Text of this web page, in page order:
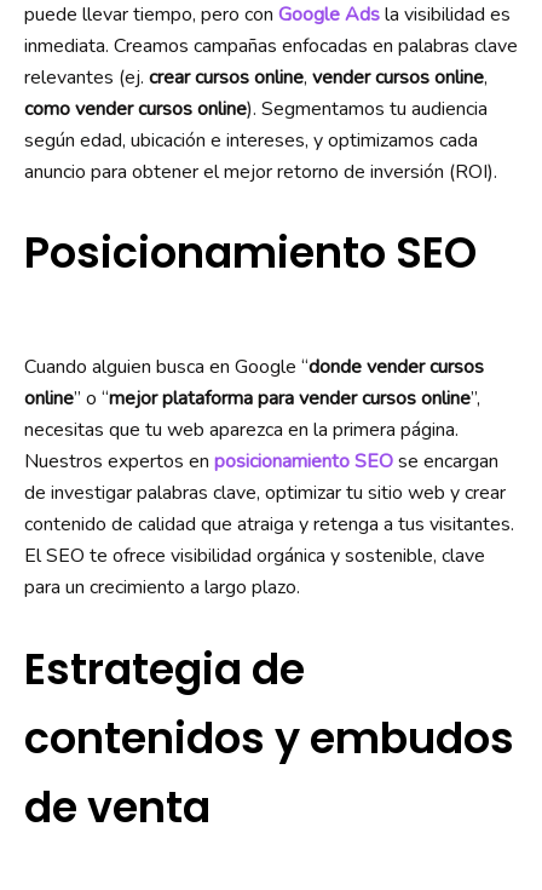
puede llevar tiempo, pero con Google Adsla visibilidad es
inmediata. Creamos campañas enfocadas en palabras clave
relevantes (ej. crear cursos online, vender cursos online,
como vender cursos online). Segmentamos tu audiencia
según edad, ubicación e intereses, y optimizamos cada
anuncio para obtener el mejor retorno de inversión (ROI).
Posicionamiento SEO
Cuando alguien busca en Google “donde vender cursos
online” o “mejor plataforma para vender cursos online”,
necesitas que tu web aparezca en la primera página.
Nuestros expertos en posicionamiento SEOse encargan
de investigar palabras clave, optimizar tu sitio web y crear
contenido de calidad que atraiga y retenga a tus visitantes.
El SEO te ofrece visibilidad orgánica y sostenible, clave
para un crecimiento a largo plazo.
Estrategia de
contenidos y embudos
de venta